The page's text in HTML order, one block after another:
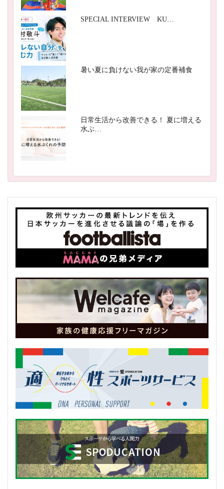
SPECIAL INTERVIEW KU…
暑い夏に負けない我が家の定番補食
日常生活から改善できる！ 夏に増える
水ぶ…